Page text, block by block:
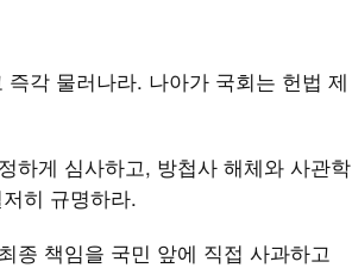
각 물러나라. 나아가 국회는 헌법 제
하게 심사하고, 방첩사 해체와 사관학
히 규명하라.
종 책임을 국민 앞에 직접 사과하고